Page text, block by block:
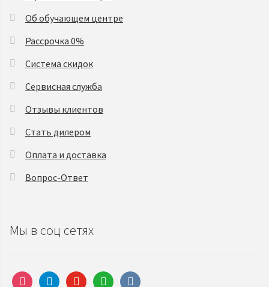
Об обучающем центре
Рассрочка 0%
Система скидок
Сервисная служба
Отзывы клиентов
Стать дилером
Оплата и доставка
Вопрос-Ответ
Мы в соц сетях
instagramtelegramyoutubewhatsappvkontakte